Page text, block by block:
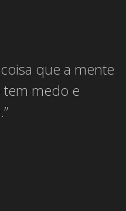
que a mente
tem medo e